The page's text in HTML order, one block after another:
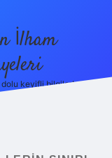
İlham
keyifli bilgiler!